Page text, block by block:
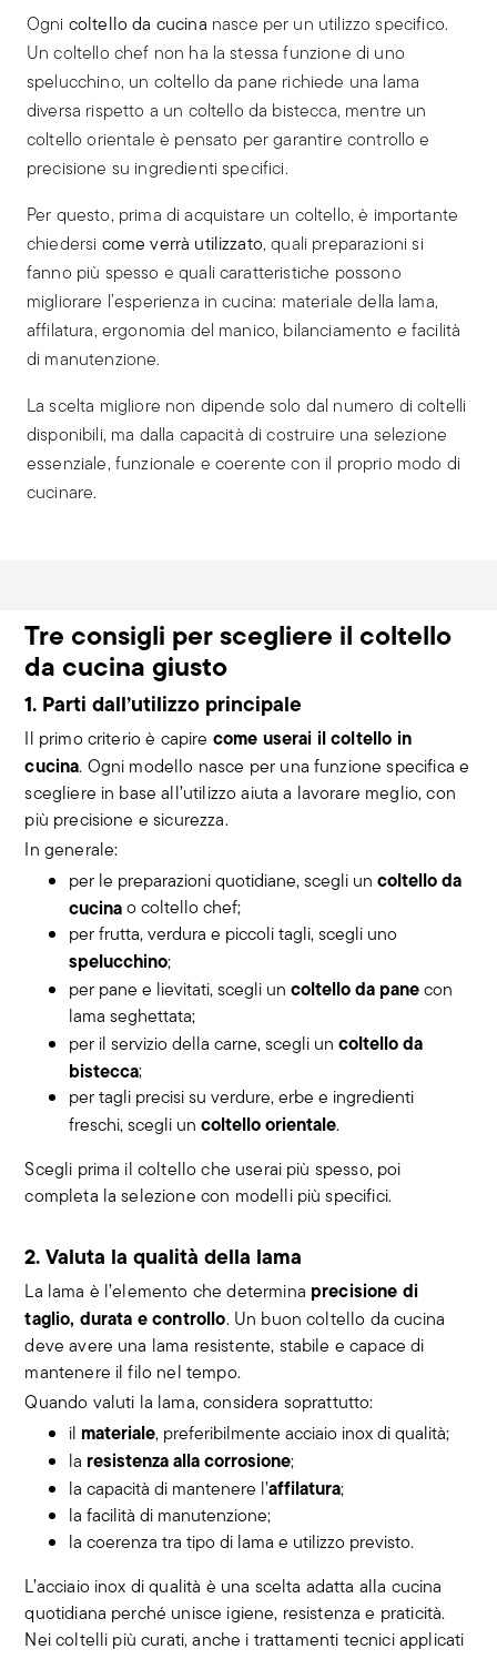
Ogni coltello da cucina nasce per un utilizzo specifico.
Un coltello chef non ha la stessa funzione di uno
spelucchino, un coltello da pane richiede una lama
diversa rispetto a un coltello da bistecca, mentre un
coltello orientale è pensato per garantire controllo e
precisione su ingredienti specifici.
Per questo, prima di acquistare un coltello, è importante
chiedersi come verrà utilizzato, quali preparazioni si
fanno più spesso e quali caratteristiche possono
migliorare l’esperienza in cucina: materiale della lama,
affilatura, ergonomia del manico, bilanciamento e facilità
di manutenzione.
La scelta migliore non dipende solo dal numero di coltelli
disponibili, ma dalla capacità di costruire una selezione
essenziale, funzionale e coerente con il proprio modo di
cucinare.
Tre consigli per scegliere il coltello
da cucina giusto
1. Parti dall’utilizzo principale
Il primo criterio è capire come userai il coltello in
cucina. Ogni modello nasce per una funzione specifica e
scegliere in base all’utilizzo aiuta a lavorare meglio, con
più precisione e sicurezza.
In generale:
per le preparazioni quotidiane, scegli uncoltello da
cucinao coltello chef;
per frutta, verdura e piccoli tagli, scegli uno
spelucchino;
per pane e lievitati, scegli uncoltello da panecon
lama seghettata;
per il servizio della carne, scegli uncoltello da
bistecca;
per tagli precisi su verdure, erbe e ingredienti
freschi, scegli uncoltello orientale.
Scegli prima il coltello che userai più spesso, poi
completa la selezione con modelli più specifici.
2. Valuta la qualità della lama
La lama è l’elemento che determina precisione di
taglio, durata e controllo. Un buon coltello da cucina
deve avere una lama resistente, stabile e capace di
mantenere il filo nel tempo.
Quando valuti la lama, considera soprattutto:
il materiale, preferibilmente acciaio inox di qualità;
la resistenza alla corrosione;
la capacità di mantenere l’affilatura;
la facilità di manutenzione;
la coerenza tra tipo di lama e utilizzo previsto.
L’acciaio inox di qualità è una scelta adatta alla cucina
quotidiana perché unisce igiene, resistenza e praticità.
Nei coltelli più curati, anche i trattamenti tecnici applicati